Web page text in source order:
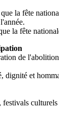
la fête
la fête
de
dignité et
culturels